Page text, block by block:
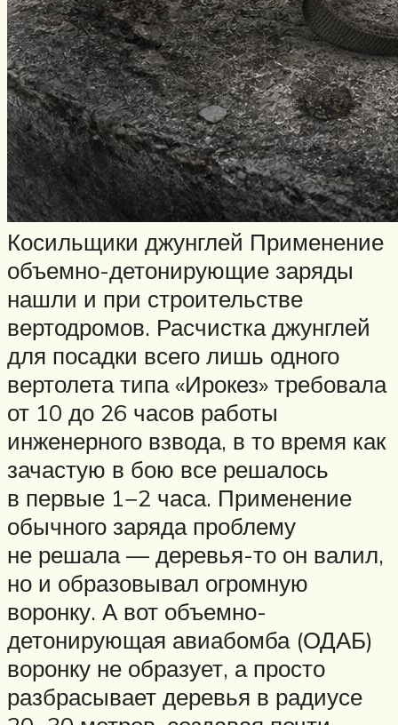
Косильщики джунглей Применение
объемно-детонирующие заряды
нашли и при строительстве
вертодромов. Расчистка джунглей
для посадки всего лишь одного
вертолета типа «Ирокез» требовала
от 10 до 26 часов работы
инженерного взвода, в то время как
зачастую в бою все решалось
в первые 1−2 часа. Применение
обычного заряда проблему
не решала — деревья-то он валил,
но и образовывал огромную
воронку. А вот объемно-
детонирующая авиабомба (ОДАБ)
воронку не образует, а просто
разбрасывает деревья в радиусе